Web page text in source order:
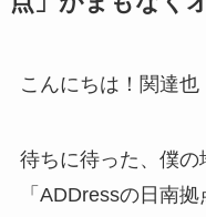
こんにちは！関達也
待ちに待った、僕の
「ADDressの日南